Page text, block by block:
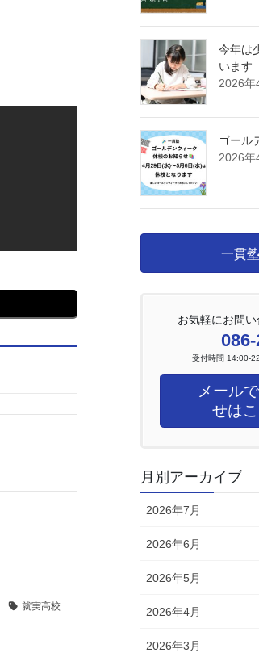
就実高校
今年は
います
2026年
ゴール
2026年
一貫
お気軽にお問い
受付時間 14:00-
メール
せは
月別アーカイブ
2026年7月
2026年6月
2026年5月
2026年4月
2026年3月